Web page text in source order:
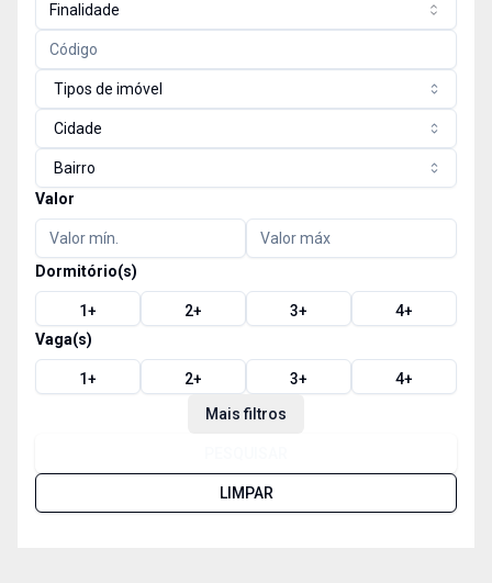
Finalidade
Tipos de imóvel
Cidade
Bairro
Valor
Dormitório(s)
1+ 2+ 3+ 4+
Vaga(s)
1+ 2+ 3+ 4+
Mais filtros
LIMPAR